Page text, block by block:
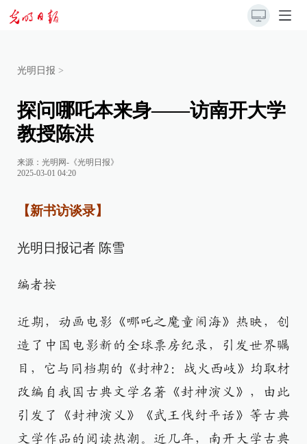
光明日报 >
探问哪吒本来身——访南开大学
教授陈洪
来源： 光明网-《光明日报》
2025-03-01 04:20
【新书访谈录】
光明日报记者 陈雪
编者按
近期，动画电影《哪吒之魔童闹海》热映，创
造了中国电影新的全球票房纪录，引发世界瞩
目，它与同档期的《封神2：战火西岐》均取材
改编自我国古典文学名著《封神演义》，由此
引发了《封神演义》《武王伐纣平话》等古典
文学作品的阅读热潮。近几年，南开大学古典